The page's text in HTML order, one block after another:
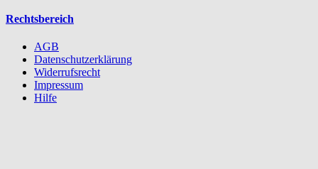
Rechtsbereich
AGB
Datenschutzerklärung
Widerrufsrecht
Impressum
Hilfe